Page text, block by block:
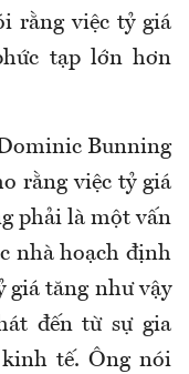
rằng việc tỷ giá
tạp lớn hơn
Bunning
rằng việc tỷ giá
phải là một vấn
nhà hoạch định
giá tăng như vậy
đến từ sự gia
tế. Ông nói